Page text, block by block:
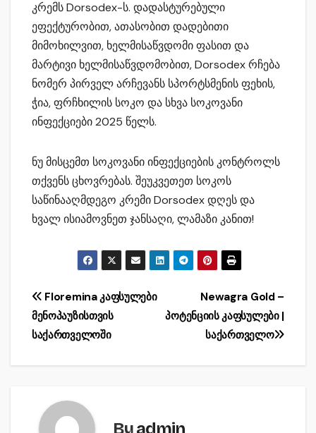
კრემს Dorsodex-ს. დადასტურებული
ეფექტურობით, ათასობით დადებითი
მიმოხილვით, ხელმისაწვდომი ფასით და
მარტივი ხელმისაწვდომობით, Dorsodex რჩება
ნომერ პირველ არჩევანს სპორტსმენის ფეხის,
ჭია, ფრჩხილის სოკო და სხვა სოკოვანი
ინფექციები 2025 წელს.
ნუ მისცემთ სოკოვანი ინფექციების კონტროლს
თქვენს ცხოვრებას. შეუკვეთეთ სოკოს
საწინააღმდეგო კრემი Dorsodex დღეს და
ხვალ ისიამოვნეთ ჯანსაღი, ლამაზი კანით!
Post
navigation
Newagra Gold –
პოტენციის კაფსულები |
საქართველო
Floremina კაფსულები
მენოპაუზისთვის
საქართველოში
Byadmin